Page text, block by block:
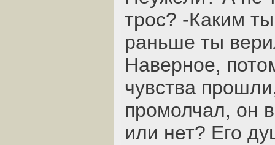
трос? -Каким
раньше ты
Наверное,
чувства
промолчал, он
или нет? Его